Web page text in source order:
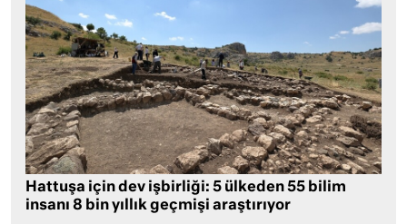
Hattuşa için dev işbirliği: 5 ülkeden 55 bilim
insanı 8 bin yıllık geçmişi araştırıyor